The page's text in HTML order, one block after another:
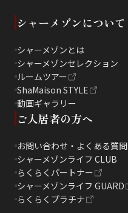
シャーメゾンについて
シャーメゾンとは
シャーメゾンセレクション
ルームツアー
ShaMaison STYLE
動画ギャラリー
ご入居者の方へ
お問い合わせ・よくある質問
シャーメゾンライフ CLUB
らくらくパートナー
シャーメゾンライフ GUARD
らくらくプラチナ